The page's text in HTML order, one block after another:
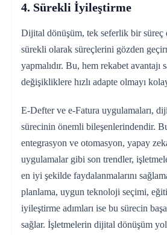
4. Sürekli İyileştirme
Dijital dönüşüm, tek seferlik bir süreç
sürekli olarak süreçlerini gözden
yapmalıdır. Bu, hem rekabet avantajı
değişikliklere hızlı adapte olmayı
E-Defter ve e-Fatura uygulamaları,
sürecinin önemli bileşenlerindendir.
entegrasyon ve otomasyon, yapay
uygulamalar gibi son trendler,
en iyi şekilde faydalanmalarını
planlama, uygun teknoloji seçimi,
iyileştirme adımları ise bu sürecin
sağlar. İşletmelerin dijital dönüşüm